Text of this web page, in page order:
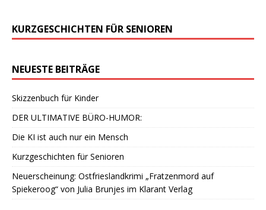
KURZGESCHICHTEN FÜR SENIOREN
NEUESTE BEITRÄGE
Skizzenbuch für Kinder
DER ULTIMATIVE BÜRO-HUMOR:
Die KI ist auch nur ein Mensch
Kurzgeschichten für Senioren
Neuerscheinung: Ostfrieslandkrimi „Fratzenmord auf
Spiekeroog“ von Julia Brunjes im Klarant Verlag